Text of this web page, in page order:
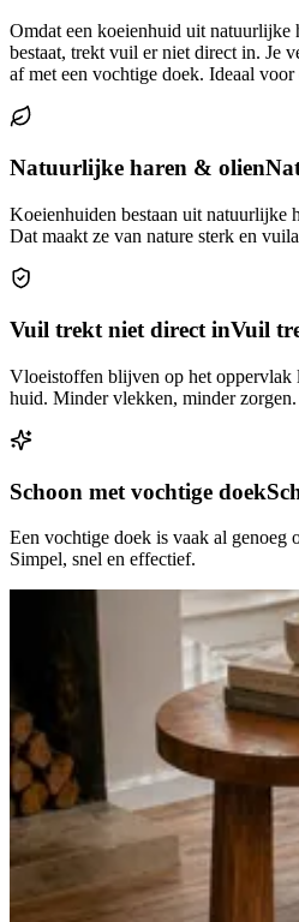
Omdat een koeienhuid uit natuurlijke
bestaat, trekt vuil er niet direct in. Je
af met een vochtige doek. Ideaal
Natuurlijke haren & olien
Koeienhuiden bestaan uit natuurlijke
Dat maakt ze van nature sterk en
Vuil trekt niet direct inVuil
Vloeistoffen blijven op het oppervlak
huid. Minder vlekken, minder zorgen.
Schoon met vochtige doek
Een vochtige doek is vaak al genoeg
Simpel, snel en effectief.